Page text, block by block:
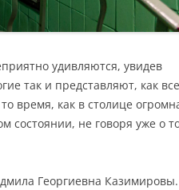
удивляются, увидев
так и представляют, как все
время, как в столице
состоянии, не говоря уже о
Георгиевна